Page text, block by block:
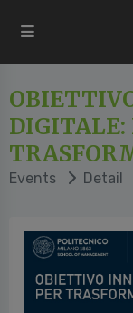
DIGITALE:
Events Detail